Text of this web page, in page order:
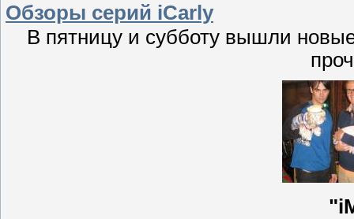
Обзоры серий iCarly
В пятницу и субботу вышли